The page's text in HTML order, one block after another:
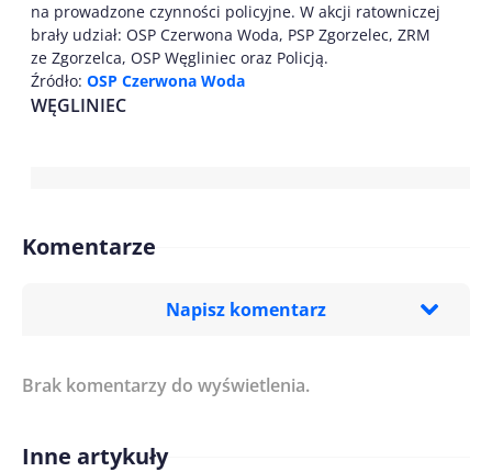
na prowadzone czynności policyjne. W akcji ratowniczej
brały udział: OSP Czerwona Woda, PSP Zgorzelec, ZRM
ze Zgorzelca, OSP Węgliniec oraz Policją.
Źródło: OSP Czerwona Woda
WĘGLINIEC
Komentarze
Napisz komentarz
Treść komentarza*
Imię/ Nick*
Brak komentarzy do wyświetlenia.
Inne artykuły